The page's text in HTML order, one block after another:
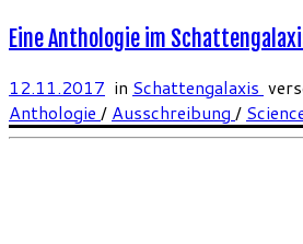
Eine Anthologie im
12.11.2017 in Schattengalaxis
Anthologie / Ausschreibung /